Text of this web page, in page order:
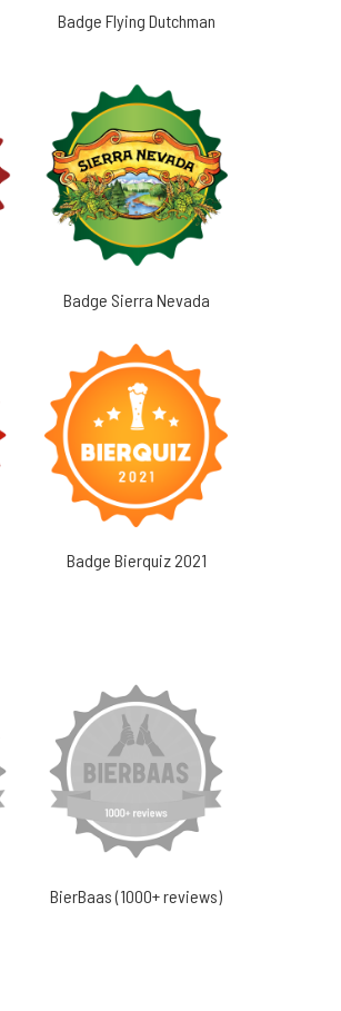
Badge Flying Dutchman
Badge Sierra Nevada
Badge Bierquiz 2021
BierBaas (1000+ reviews)